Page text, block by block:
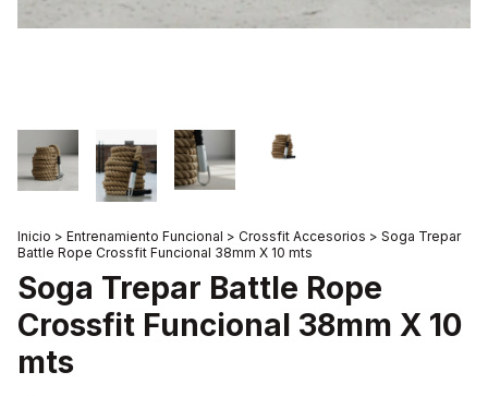
Inicio > Entrenamiento Funcional > Crossfit Accesorios > Soga Trepar
Battle Rope Crossfit Funcional 38mm X 10 mts
Soga Trepar Battle Rope
Crossfit Funcional 38mm X 10
mts